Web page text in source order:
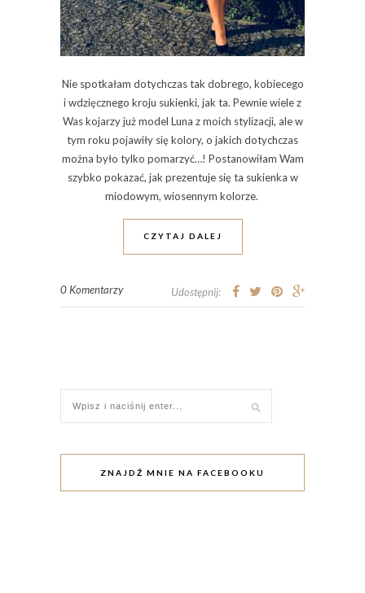
Nie spotkałam dotychczas tak dobrego, kobiecego
i wdzięcznego kroju sukienki, jak ta. Pewnie wiele z
Was kojarzy już model Luna z moich stylizacji, ale w
tym roku pojawiły się kolory, o jakich dotychczas
można było tylko pomarzyć…! Postanowiłam Wam
szybko pokazać, jak prezentuje się ta sukienka w
miodowym, wiosennym kolorze.
CZYTAJ DALEJ
0 Komentarzy Udostępnij:
ZNAJDŹ MNIE NA FACEBOOKU